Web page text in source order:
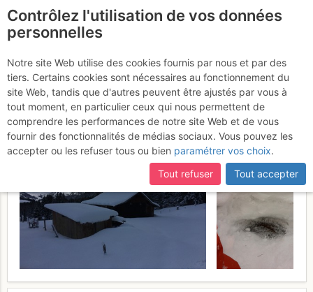
Balade sur le plateau
des Glières
Samedi 4 février 2017
Contrôlez l'utilisation de vos données
personnelles
Notre site Web utilise des cookies fournis par nous et par des
tiers. Certains cookies sont nécessaires au fonctionnement du
site Web, tandis que d'autres peuvent être ajustés par vous à
tout moment, en particulier ceux qui nous permettent de
comprendre les performances de notre site Web et de vous
fournir des fonctionnalités de médias sociaux. Vous pouvez les
accepter ou les refuser tous ou bien paramétrer vos choix.
Tout refuser
Tout accepter